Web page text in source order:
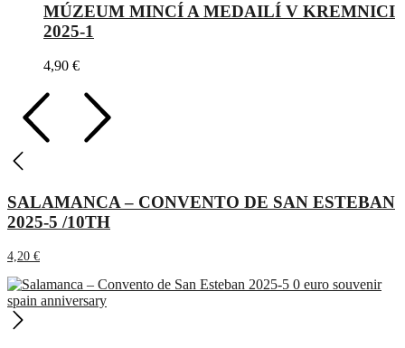
MÚZEUM MINCÍ A MEDAILÍ V KREMNICI
2025-1
4,90 €
SALAMANCA – CONVENTO DE SAN ESTEBAN
2025-5 /10TH
4,20 €